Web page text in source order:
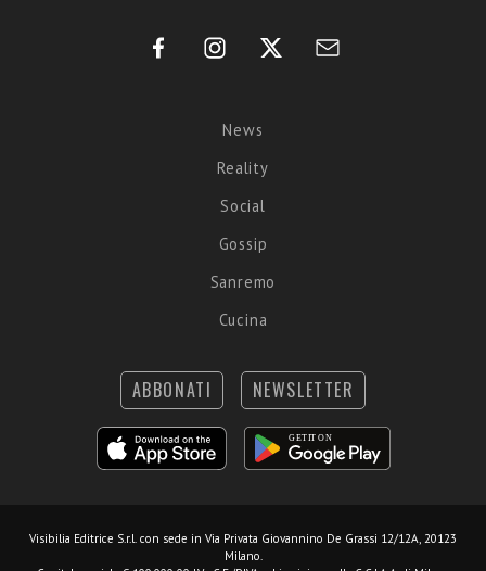
News
Reality
Social
Gossip
Sanremo
Cucina
ABBONATI NEWSLETTER
Visibilia Editrice S.r.l. con sede in Via Privata Giovannino De Grassi 12/12A, 20123
Milano.